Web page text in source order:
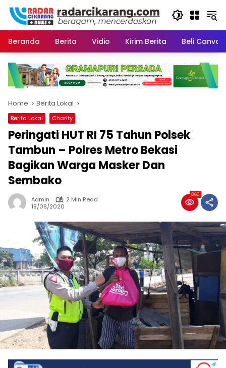
Skip
content
Beranda
Berita Vidio Kirim Berita Beli
Home Berita Lokal
Berita Lokal Charity
Peringati HUT RI 75 Tahun Polsek
Tambun – Polres Metro Bekasi
Bagikan Warga Masker Dan
Sembako
Admin
2 Min Read
18/08/2020
860